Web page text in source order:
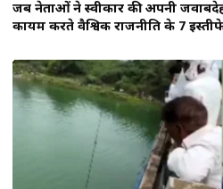
जब नेताओं ने स्वीकार की अपनी
कायम करते वैश्विक राजनीति के 7